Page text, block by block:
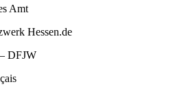
Amt
Hessen.de
DFJW